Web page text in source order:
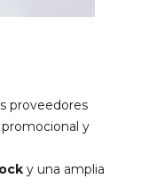
proveedores
y
y una amplia